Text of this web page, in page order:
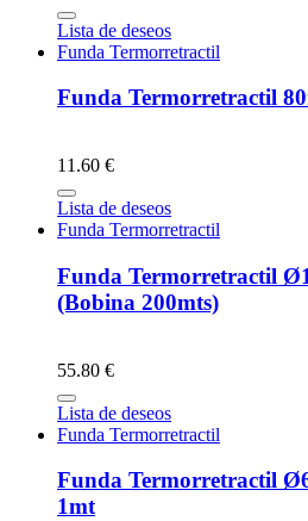
Lista de deseos
Funda Termorretractil
Funda Termorretractil
11.60 €
Lista de deseos
Funda Termorretractil
Funda Termorretractil
(Bobina 200mts)
55.80 €
Lista de deseos
Funda Termorretractil
Funda Termorretractil
1mt